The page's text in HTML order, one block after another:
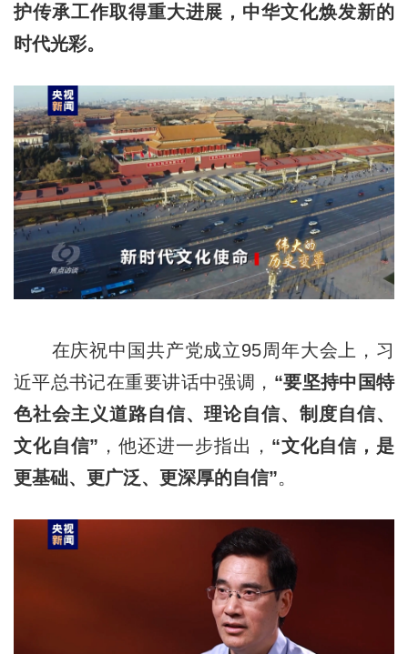
护传承工作取得重大进展，中华文化焕发新的
时代光彩。
在庆祝中国共产党成立95周年大会上，习
近平总书记在重要讲话中强调， “要坚持中国特
色社会主义道路自信、理论自信、制度自信、
文化自信” ，他还进一步指出， “文化自信，是
更基础、更广泛、更深厚的自信”。